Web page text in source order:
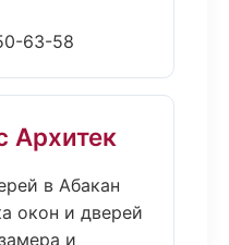
63-58
Архитек
в Абакан
окон и дверей
и